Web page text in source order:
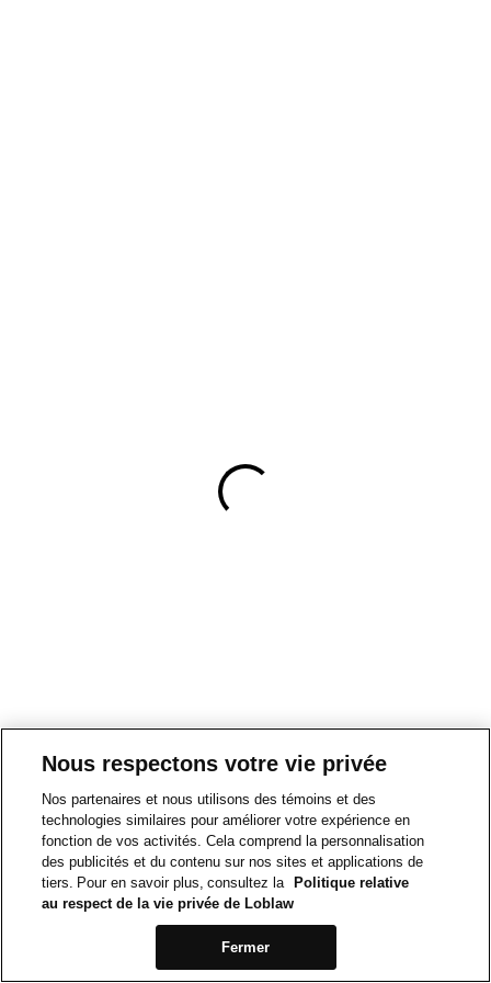
Nous respectons votre vie privée
Nos partenaires et nous utilisons des témoins et des
technologies similaires pour améliorer votre expérience en
fonction de vos activités. Cela comprend la personnalisation
des publicités et du contenu sur nos sites et applications de
tiers. Pour en savoir plus, consultez la
Politique relative
au respect de la vie privée de Loblaw
Fermer